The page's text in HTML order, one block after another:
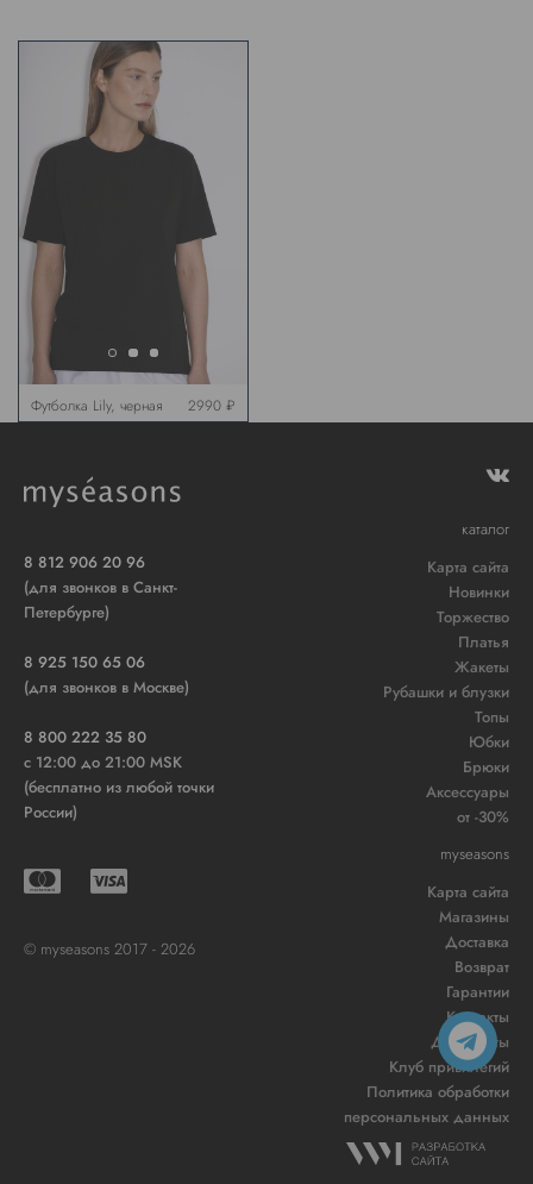
Футболка Lily, черная 2990 ₽
8 812 906 20 96
(для звонков в Санкт-
Петербурге)
8 925 150 65 06
(для звонков в Москве)
8 800 222 35 80
c 12:00 до 21:00 MSK
(бесплатно из любой точки
России)
© myseasons 2017 - 2026
каталог
Карта сайта
Новинки
Торжество
Платья
Жакеты
Рубашки и блузки
Топы
Юбки
Брюки
Аксессуары
от -30%
myseasons
Карта сайта
Магазины
Доставка
Возврат
Гарантии
Контакты
Документы
Клуб привилегий
Политика обработки
персональных данных